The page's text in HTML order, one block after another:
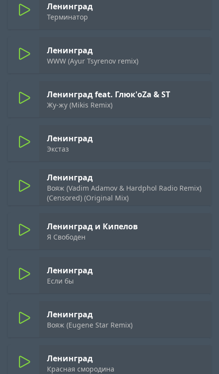
Ленинград
Терминатор
Ленинград
WWW (Ayur Tsyrenov remix)
Ленинград feat. Глюк'oZa & ST
Жу-жу (Mikis Remix)
Ленинград
Экстаз
Ленинград
Вояж (Vadim Adamov & Hardphol Radio Remix)
(Censored) (Original Mix)
Ленинград и Кипелов
Я Свободен
Ленинград
Если бы
Ленинград
Вояж (Eugene Star Remix)
Ленинград
Красная смородина